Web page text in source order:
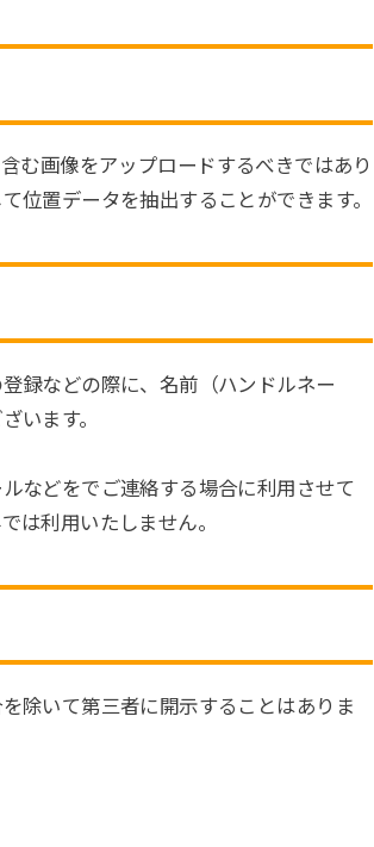
む画像をアップロードするべきではあり
位置データを抽出することができます。
録などの際に、名前（ハンドルネー
います。
などをでご連絡する場合に利用させて
は利用いたしません。
除いて第三者に開示することはありま